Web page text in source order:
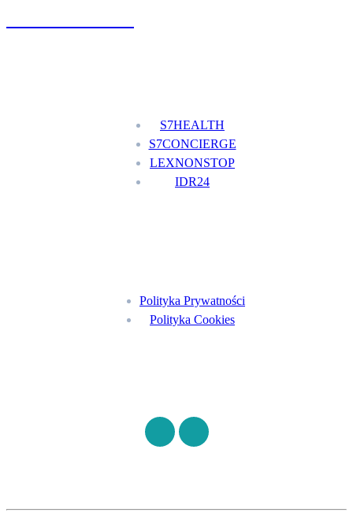
S7HEALTH
S7CONCIERGE
LEXNONSTOP
IDR24
Polityka Prywatności
Polityka Cookies